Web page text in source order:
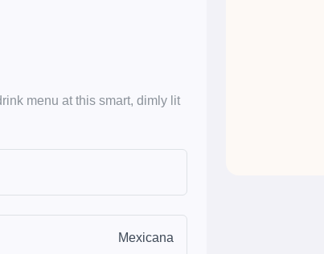
menu at this smart, dimly lit
Mexicana